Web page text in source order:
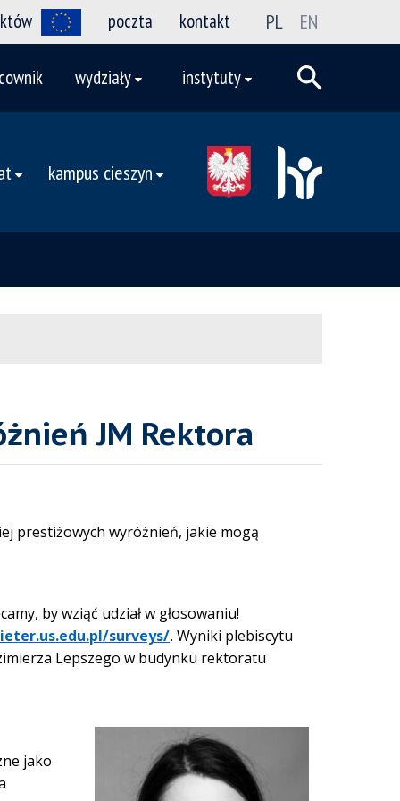
poczta kontakt PL EN
wydziały instytuty
kampus cieszyn
JM Rektora
prestiżowych wyróżnień, jakie mogą
by wziąć udział w głosowaniu!
surveys/. Wyniki plebiscytu
Lepszego w budynku rektoratu
jako